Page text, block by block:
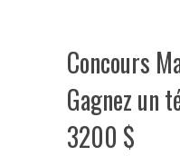
Concours
Gagnez un
3200 $